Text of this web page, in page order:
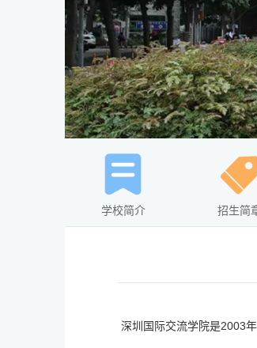
学校简介 招生简
深圳国际交流学院是2003